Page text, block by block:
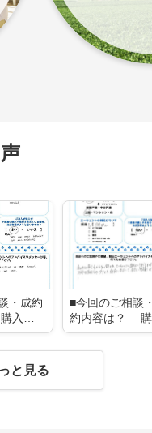
・成約
入→
■今回のご相談
約内容は？
→土地 ■エージェン
トの対応...
と見る